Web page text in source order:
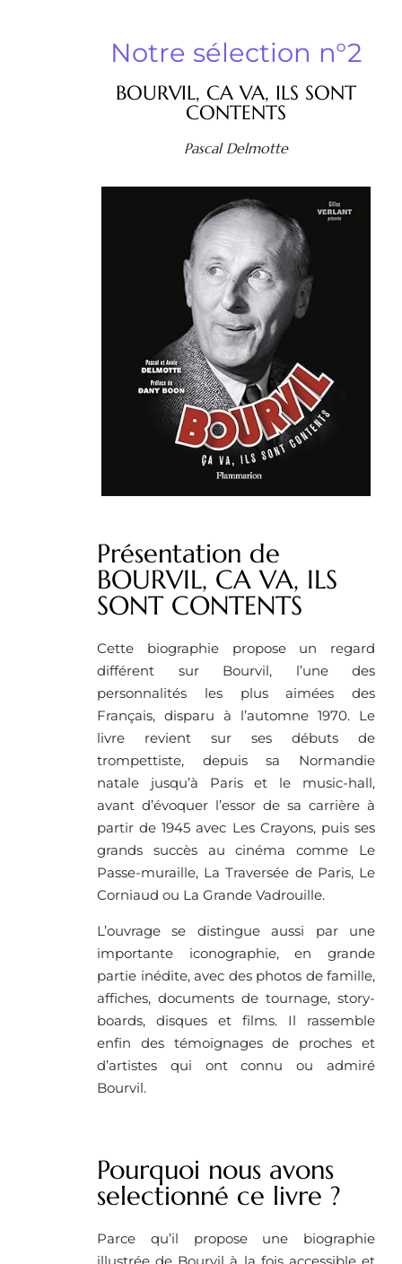
Notre sélection n°2
BOURVIL, CA VA, ILS SONT
CONTENTS
Pascal Delmotte
Présentation de
BOURVIL, CA VA, ILS
SONT CONTENTS
Cette biographie propose un regard
différent sur Bourvil, l’une des
personnalités les plus aimées des
Français, disparu à l’automne 1970. Le
livre revient sur ses débuts de
trompettiste, depuis sa Normandie
natale jusqu’à Paris et le music-hall,
avant d’évoquer l’essor de sa carrière à
partir de 1945 avec Les Crayons, puis ses
grands succès au cinéma comme Le
Passe-muraille, La Traversée de Paris, Le
Corniaud ou La Grande Vadrouille.
L’ouvrage se distingue aussi par une
importante iconographie, en grande
partie inédite, avec des photos de famille,
affiches, documents de tournage, story-
boards, disques et films. Il rassemble
enfin des témoignages de proches et
d’artistes qui ont connu ou admiré
Bourvil.
Pourquoi nous avons
selectionné ce livre ?
Parce qu’il propose une biographie
illustrée de Bourvil à la fois accessible et